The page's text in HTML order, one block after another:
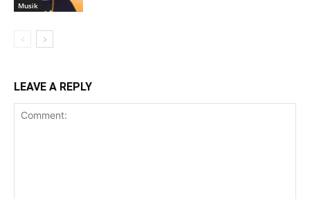
Musik
LEAVE A REPLY